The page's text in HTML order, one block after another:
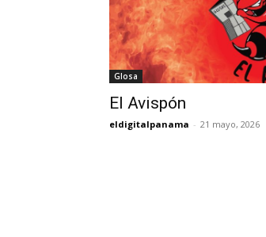
Glosa
El Avispón
eldigitalpanama - 21 mayo, 2026